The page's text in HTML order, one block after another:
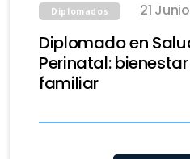
Diplomados 21
Diplomado en
Perinatal:
familiar